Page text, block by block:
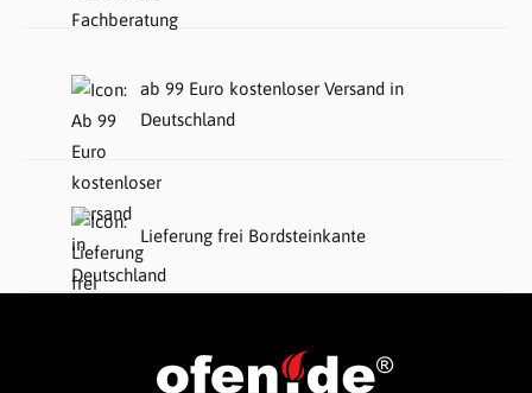
ab 99 Euro kostenloser Versand in
Deutschland
Lieferung frei Bordsteinkante